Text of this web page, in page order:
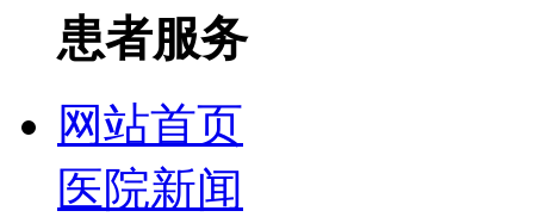
患者服务
网站首页
医院新闻